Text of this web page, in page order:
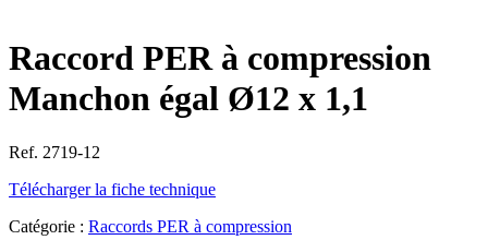
Raccord PER à compression
Manchon égal Ø12 x 1,1
Ref. 2719-12
Télécharger la fiche technique
Catégorie : Raccords PER à compression